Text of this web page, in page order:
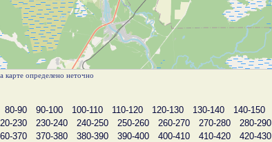
карте определено неточно
80-90 90-100 100-110 110-120 120-130 130-140
140-150
230 230-240 240-250 250-260 260-270 270-280
280-290
370 370-380 380-390 390-400 400-410 410-420
420-430